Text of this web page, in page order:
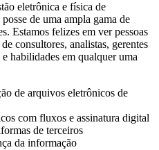
eletrônica e física de
de uma ampla gama de
Estamos felizes em ver pessoas
consultores, analistas, gerentes
habilidades em qualquer uma
de arquivos eletrônicos de
com fluxos e assinatura digital
de terceiros
da informação